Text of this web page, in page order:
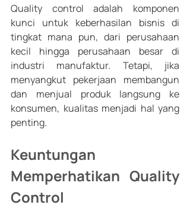
Quality control adalah komponen
kunci untuk keberhasilan bisnis di
tingkat mana pun, dari perusahaan
kecil hingga perusahaan besar di
industri manufaktur. Tetapi, jika
menyangkut pekerjaan membangun
dan menjual produk langsung ke
konsumen, kualitas menjadi hal yang
penting.
Keuntungan
Memperhatikan Quality
Control